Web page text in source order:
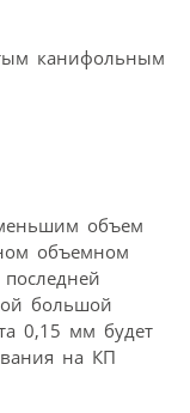
канифольным
объем
объемном
большой
0,15 мм будет
на КП